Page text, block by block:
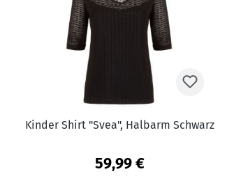
Kinder Shirt "Svea", Halbarm Schwarz
59,99 €